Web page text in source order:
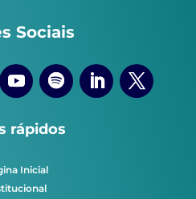
Sociais
rápidos
Inicial